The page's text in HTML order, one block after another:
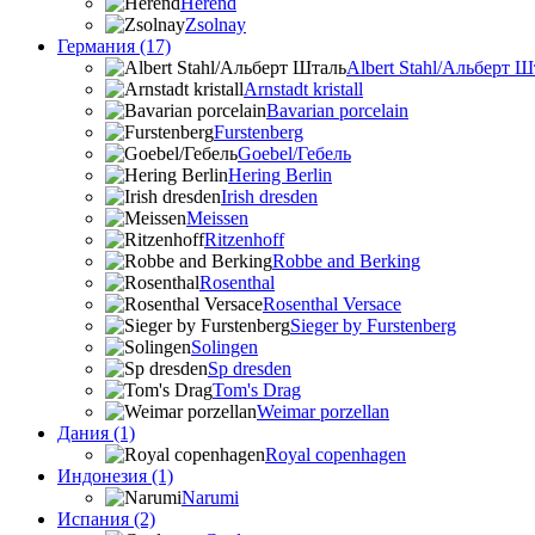
Zsolnay
Германия (17)
Albert Stahl/Альбеpт
Arnstadt kristall
Bavarian porcelain
Furstenberg
Goebel/Гебель
Hering Berlin
Irish dresden
Meissen
Ritzenhoff
Robbe and Berking
Rosenthal
Rosenthal Versace
Sieger by Furstenberg
Solingen
Sp dresden
Tom's Drag
Weimar porzellan
Дания (1)
Royal copenhagen
Индонезия (1)
Narumi
Испания (2)